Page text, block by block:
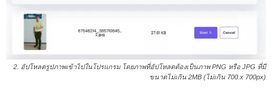
2. อัปโหลดรูปภาพเข้าไปในโปรแกรม โดยภาพที่อัปโหลดต้องเป็นภาพ PNG หรือ JPG ที่มี
ขนาดไม่เกิน 2MB (ไม่เกิน 700 x 700px)